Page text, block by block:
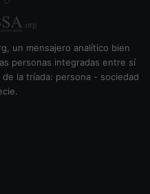
un mensajero analítico bien
personas integradas entre sí
la tríada: persona - sociedad